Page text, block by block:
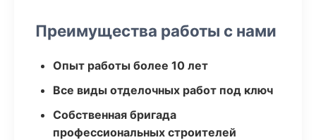
Преимущества работы с нами
Опыт работы более 10 лет
Все виды отделочных работ под ключ
Собственная бригада
профессиональных строителей